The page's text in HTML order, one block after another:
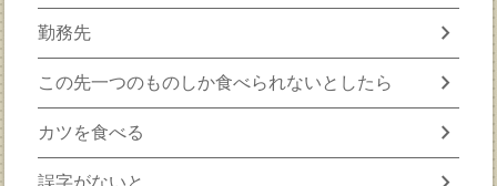
勤務先 chevron_right
この先一つのものしか食べられないとしたら chevron_right
カツを食べる chevron_right
誤字がないと